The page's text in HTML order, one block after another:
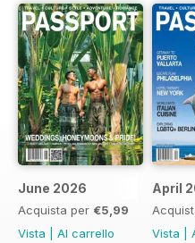
June 2026
Acquista per €5,99
Vista
Al carrello
April
Vista